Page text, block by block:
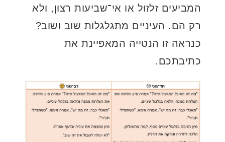
המביעים זלזול או אי־שביעות רצון, ולא
רק הם. העיניים מתגלגלות שוב ושוב?
כנראה זו הנטייה המאפיינת את
כתיבתכם.